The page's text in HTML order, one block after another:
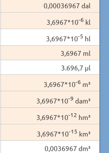
0,00036967 dal
3,6967*10-6 kl
3,6967*10-5 hl
3,6967 ml
3.696,7 µl
3,6967*10-6 m³
3,6967*10-9 dam³
3,6967*10-12 hm³
3,6967*10-15 km³
0,0036967 dm³